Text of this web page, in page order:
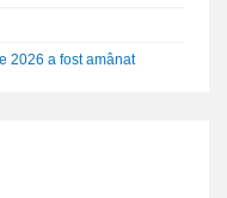
2026 a fost amânat